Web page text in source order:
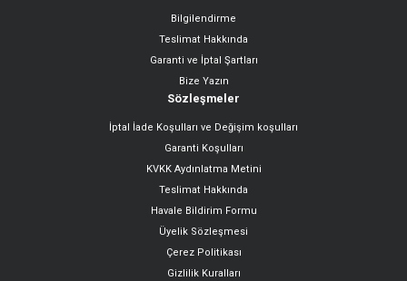
Bilgilendirme
Teslimat Hakkında
Garanti ve İptal Şartları
Bize Yazın
Sözleşmeler
İptal İade Koşulları ve Değişim koşulları
Garanti Koşulları
KVKK Aydınlatma Metini
Teslimat Hakkında
Havale Bildirim Formu
Üyelik Sözleşmesi
Çerez Politikası
Gizlilik Kuralları